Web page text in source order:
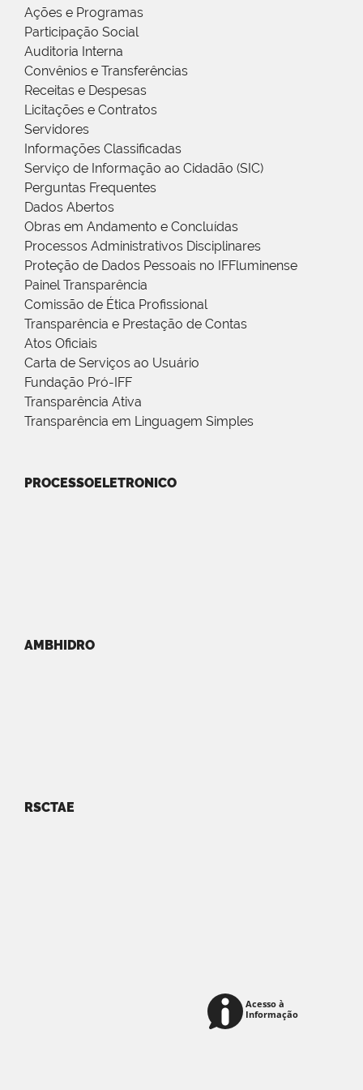
Ações e Programas
Participação Social
Auditoria Interna
Convênios e Transferências
Receitas e Despesas
Licitações e Contratos
Servidores
Informações Classificadas
Serviço de Informação ao Cidadão (SIC)
Perguntas Frequentes
Dados Abertos
Obras em Andamento e Concluídas
Processos Administrativos Disciplinares
Proteção de Dados Pessoais no IFFluminense
Painel Transparência
Comissão de Ética Profissional
Transparência e Prestação de Contas
Atos Oficiais
Carta de Serviços ao Usuário
Fundação Pró-IFF
Transparência Ativa
Transparência em Linguagem Simples
PROCESSOELETRONICO
AMBHIDRO
RSCTAE